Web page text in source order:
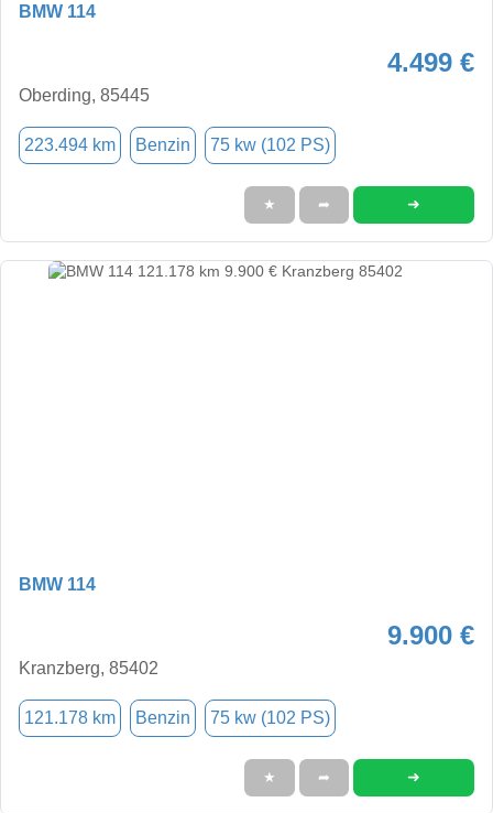
BMW 114
4.499 €
Oberding, 85445
223.494 km Benzin 75 kw (102 PS)
★ ➦ ➜
BMW 114
9.900 €
Kranzberg, 85402
121.178 km Benzin 75 kw (102 PS)
★ ➦ ➜